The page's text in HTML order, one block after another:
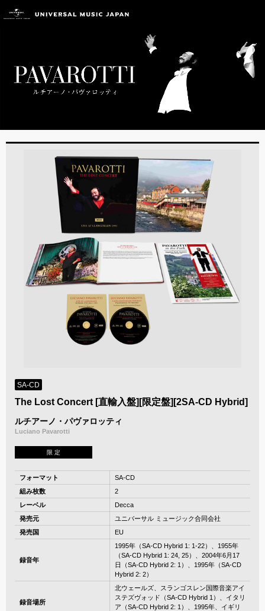
SA-CD
The Lost Concert [直輸入盤][限定盤][2SA-CD Hybrid]
ルチアーノ・パヴァロッティ
Luciano Pavarotti
限 定
フォーマット
SA-CD
組み枚数
2
レーベル
Decca
発売元
ユニバーサル ミュージック合同会社
発売国
EU
録音年
1995年（SA-CD Hybrid 1: 1-22）、1955年
（SA-CD Hybrid 1: 24, 25）、2004年6月17
日（SA-CD Hybrid 2: 1）、1995年（SA-CD
Hybrid 2: 2）
録音場所
北ウェールズ、スランゴスレン国際音楽アイ
ステズヴォッド（SA-CD Hybrid 1）、イタリ
ア（SA-CD Hybrid 2: 1）、1995年、イギリ